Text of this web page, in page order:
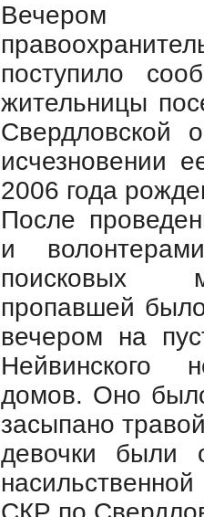
Вечером
поступило
жительницы
Свердловской
исчезновении
2006 года
После
и
поисковых
пропавшей
вечером на
Нейвинского
домов. Оно
засыпано
девочки были